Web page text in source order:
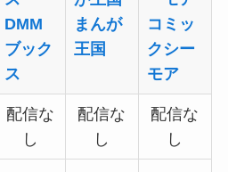
DMM
ブック
ス
まんが
王国
コミッ
クシー
モア
配信な
し
配信な
し
配信な
し